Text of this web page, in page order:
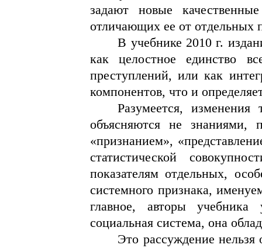
задают новые
отличающих ее от отдельных
В учебнике 2010 г.
как целостное единство
преступлений, или как
компонентов, что и
Разумеется, изменения
объясняются не знаниями,
«признанием»,
статистической
показателям отдельных,
системного признака,
главное, авторы учебника
социальная система, она
Это рассуждение